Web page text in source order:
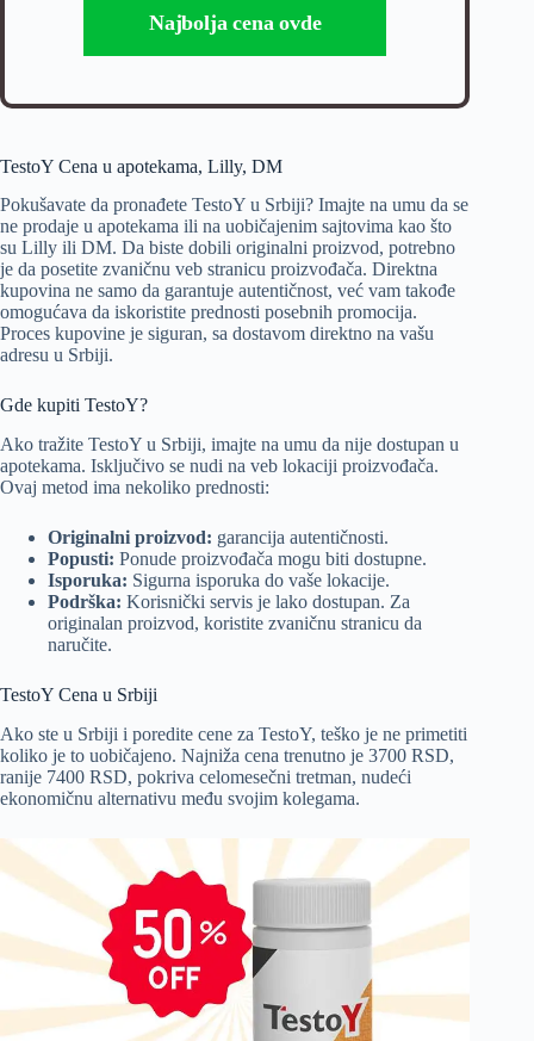
Najbolja cena ovde
TestoY Cena u apotekama, Lilly, DM
Pokušavate da pronađete TestoY u Srbiji? Imajte na umu da se
ne prodaje u apotekama ili na uobičajenim sajtovima kao što
su Lilly ili DM. Da biste dobili originalni proizvod, potrebno
je da posetite zvaničnu veb stranicu proizvođača. Direktna
kupovina ne samo da garantuje autentičnost, već vam takođe
omogućava da iskoristite prednosti posebnih promocija.
Proces kupovine je siguran, sa dostavom direktno na vašu
adresu u Srbiji.
Gde kupiti TestoY?
Ako tražite TestoY u Srbiji, imajte na umu da nije dostupan u
apotekama. Isključivo se nudi na veb lokaciji proizvođača.
Ovaj metod ima nekoliko prednosti:
Originalni proizvod: garancija autentičnosti.
Popusti: Ponude proizvođača mogu biti dostupne.
Isporuka: Sigurna isporuka do vaše lokacije.
Podrška: Korisnički servis je lako dostupan. Za
originalan proizvod, koristite zvaničnu stranicu da
naručite.
TestoY Cena u Srbiji
Ako ste u Srbiji i poredite cene za TestoY, teško je ne primetiti
koliko je to uobičajeno. Najniža cena trenutno je 3700 RSD,
ranije 7400 RSD, pokriva celomesečni tretman, nudeći
ekonomičnu alternativu među svojim kolegama.